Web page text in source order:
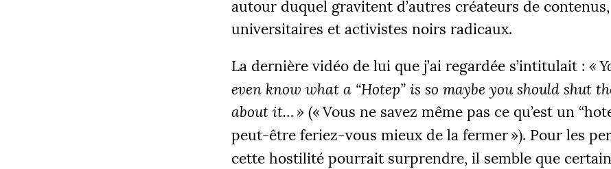
autour duquel gravitent d’autres créateurs de contenus,
universitaires et activistes noirs radicaux.
La dernière vidéo de lui que j’ai regardée s’intitulait : «
even know what a “Hotep” is so maybe you should shut
about it… » («Vous ne savez même pas ce qu’est un
peut-être feriez-vous mieux de la fermer»). Pour les
cette hostilité pourrait surprendre, il semble que
COLLECTÉS
12 205 €